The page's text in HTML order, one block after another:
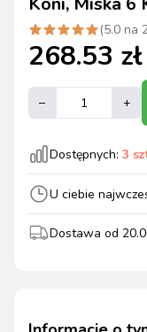
(5.0 na
268.53 zł
– +
Dostępnych: 3
U ciebie
Dostawa od